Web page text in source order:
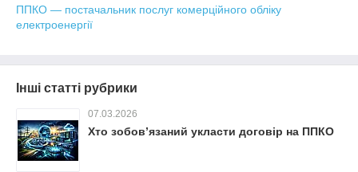
ППКО — постачальник послуг комерційного обліку
електроенергії
Інші статті рубрики
07.03.2026
Хто зобов’язаний укласти договір на ППКО